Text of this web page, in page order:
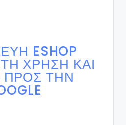
ESHOP
ΧΡΉΣΗ ΚΑΙ
ΠΡΟΣ ΤΗΝ